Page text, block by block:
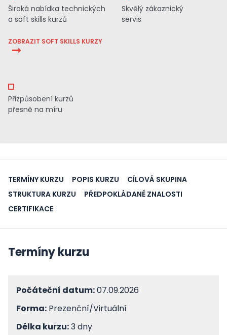
Široká nabídka technických
a soft skills kurzů
ZOBRAZIT SOFT SKILLS KURZY
Skvělý zákaznický
servis
Přizpůsobení kurzů
přesně na míru
TERMÍNY KURZU POPIS KURZU
CÍLOVÁ SKUPINA
STRUKTURA KURZU
PŘEDPOKLÁDANÉ ZNALOSTI
CERTIFIKACE
Termíny kurzu
Počáteční datum:07.09.2026
Forma: Prezenční/Virtuální
Délka kurzu:3 dny